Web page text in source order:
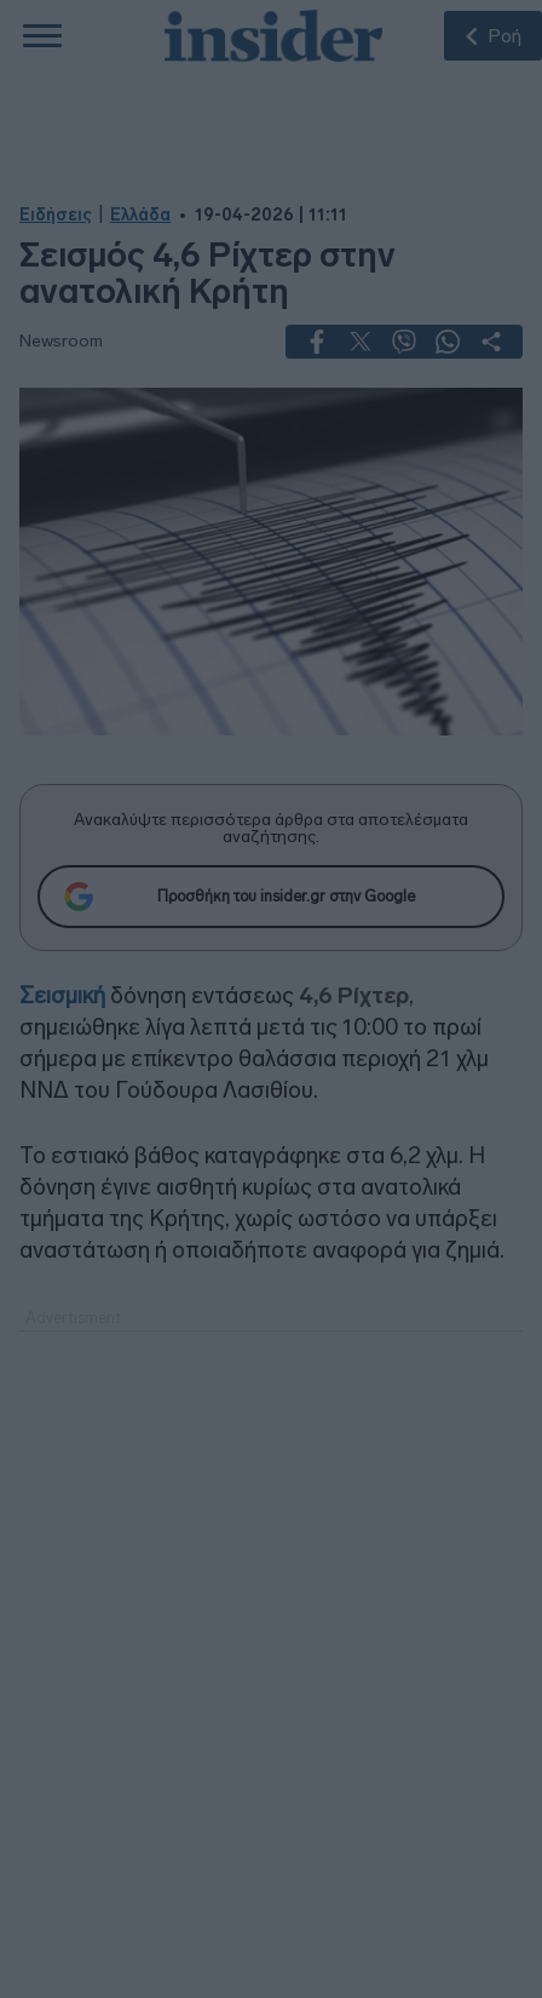
Ροή
Ειδήσεις Ελλάδα 19-04-2026 | 11:11
Σεισμός 4,6 Ρίχτερ στην
ανατολική Κρήτη
Newsroom
Ανακαλύψτε περισσότερα άρθρα στα αποτελέσματα
αναζήτησης.
Προσθήκη του insider.gr στην Google
Σεισμική δόνηση εντάσεως 4,6 Ρίχτερ,
σημειώθηκε λίγα λεπτά μετά τις 10:00 το πρωί
σήμερα με επίκεντρο θαλάσσια περιοχή 21 χλμ
ΝΝΔ του Γούδουρα Λασιθίου.
Το εστιακό βάθος καταγράφηκε στα 6,2 χλμ. Η
δόνηση έγινε αισθητή κυρίως στα ανατολικά
τμήματα της Κρήτης, χωρίς ωστόσο να υπάρξει
αναστάτωση ή οποιαδήποτε αναφορά για ζημιά.